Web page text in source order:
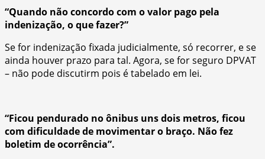
“Quando não concordo com o valor pago pela
indenização, o que fazer?”
Se for indenização fixada judicialmente, só recorrer, e se
ainda houver prazo para tal. Agora, se for seguro DPVAT
– não pode discutirm pois é tabelado em lei.
“Ficou pendurado no ônibus uns dois metros, ficou
com dificuldade de movimentar o braço. Não fez
boletim de ocorrência”.